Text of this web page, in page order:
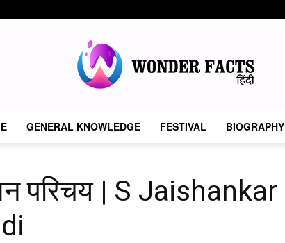
GENERAL KNOWLEDGE FESTIVAL BIOGRAPHY
परिचय | S Jaishankar